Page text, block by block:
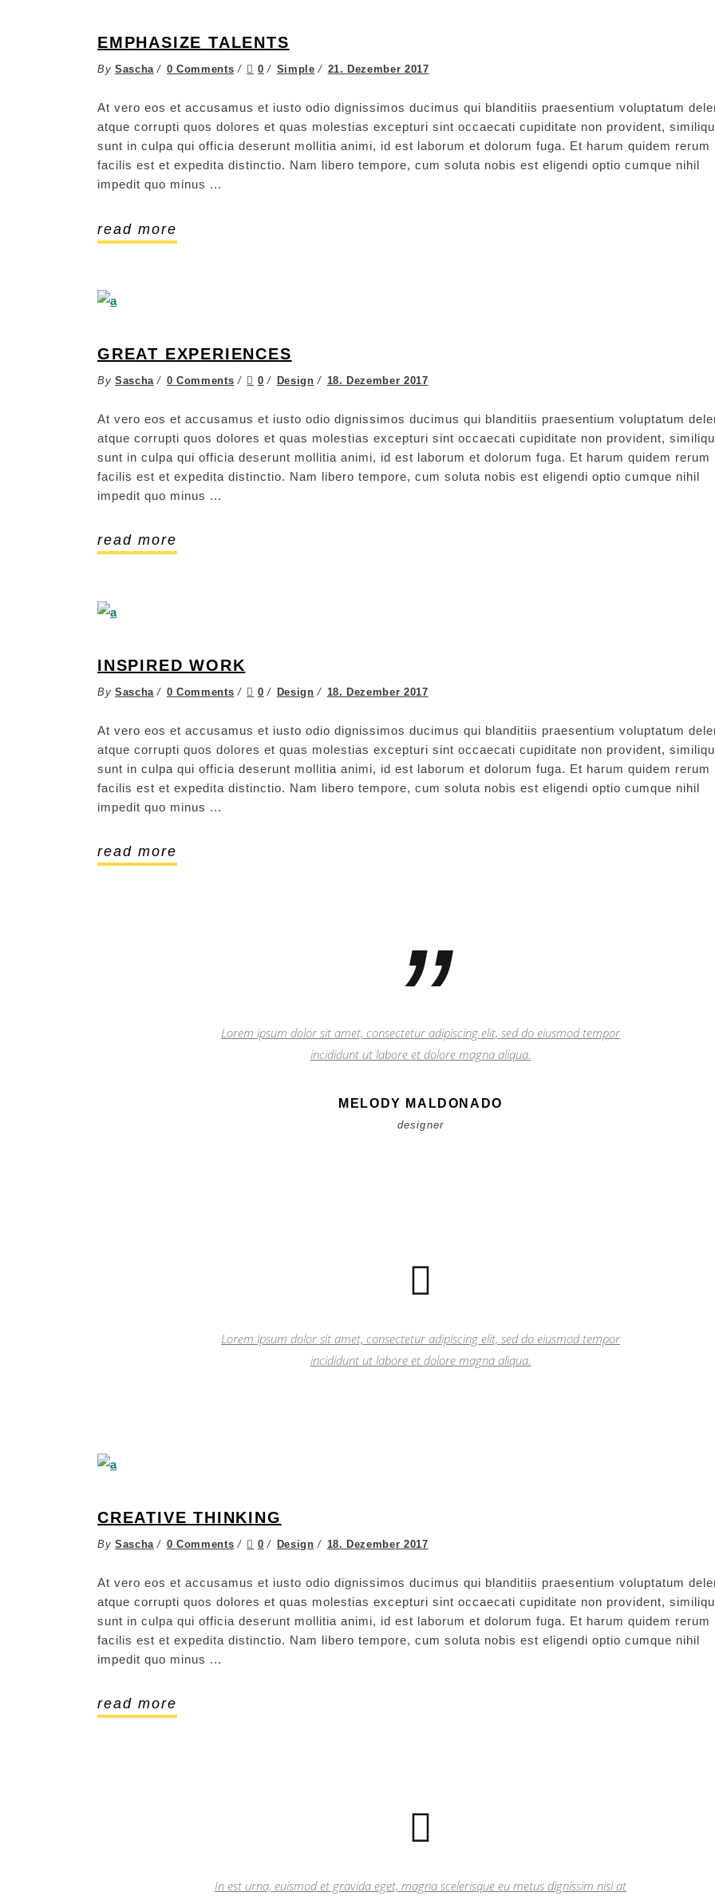
EMPHASIZE TALENTS
By Sascha 0 Comments 0 Simple 21. Dezember 2017
At vero eos et accusamus et iusto odio dignissimos ducimus qui blanditiis praesentium voluptatum
atque corrupti quos dolores et quas molestias excepturi sint occaecati cupiditate non provident,
sunt in culpa qui officia deserunt mollitia animi, id est laborum et dolorum fuga. Et harum quidem rerum
facilis est et expedita distinctio. Nam libero tempore, cum soluta nobis est eligendi optio cumque nihil
impedit quo minus
read more
GREAT EXPERIENCES
By Sascha 0 Comments 0 Design 18. Dezember 2017
At vero eos et accusamus et iusto odio dignissimos ducimus qui blanditiis praesentium voluptatum
atque corrupti quos dolores et quas molestias excepturi sint occaecati cupiditate non provident,
sunt in culpa qui officia deserunt mollitia animi, id est laborum et dolorum fuga. Et harum quidem rerum
facilis est et expedita distinctio. Nam libero tempore, cum soluta nobis est eligendi optio cumque nihil
impedit quo minus
read more
INSPIRED WORK
By Sascha 0 Comments 0 Design 18. Dezember 2017
At vero eos et accusamus et iusto odio dignissimos ducimus qui blanditiis praesentium voluptatum
atque corrupti quos dolores et quas molestias excepturi sint occaecati cupiditate non provident,
sunt in culpa qui officia deserunt mollitia animi, id est laborum et dolorum fuga. Et harum quidem rerum
facilis est et expedita distinctio. Nam libero tempore, cum soluta nobis est eligendi optio cumque nihil
impedit quo minus
read more
”
Lorem ipsum dolor sit amet, consectetur adipiscing elit, sed do eiusmod tempor
incididunt ut labore et dolore magna aliqua.
MELODY MALDONADO
designer
Lorem ipsum dolor sit amet, consectetur adipiscing elit, sed do eiusmod tempor
incididunt ut labore et dolore magna aliqua.
CREATIVE THINKING
By Sascha 0 Comments 0 Design 18. Dezember 2017
At vero eos et accusamus et iusto odio dignissimos ducimus qui blanditiis praesentium voluptatum
atque corrupti quos dolores et quas molestias excepturi sint occaecati cupiditate non provident,
sunt in culpa qui officia deserunt mollitia animi, id est laborum et dolorum fuga. Et harum quidem rerum
facilis est et expedita distinctio. Nam libero tempore, cum soluta nobis est eligendi optio cumque nihil
impedit quo minus
read more
In est urna, euismod et gravida eget, magna scelerisque eu metus dignissim nisi at